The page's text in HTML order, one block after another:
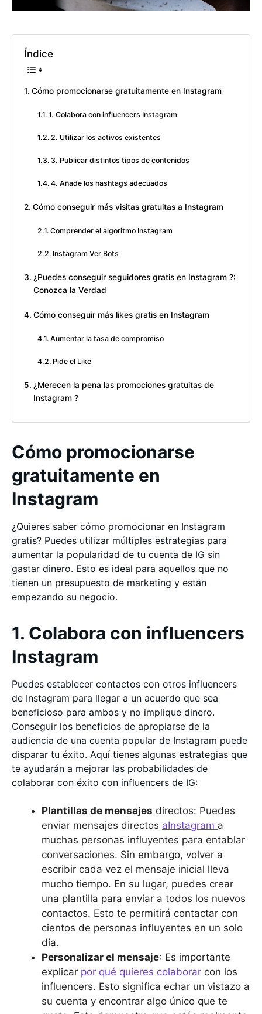
Índice
Cómo promocionarse gratuitamente en Instagram
1. Colabora con influencers Instagram
2. Utilizar los activos existentes
3. Publicar distintos tipos de contenidos
4. Añade los hashtags adecuados
Cómo conseguir más visitas gratuitas a Instagram
Comprender el algoritmo Instagram
Instagram Ver Bots
¿Puedes conseguir seguidores gratis en Instagram ?:
Conozca la Verdad
Cómo conseguir más likes gratis en Instagram
Aumentar la tasa de compromiso
Pide el Like
¿Merecen la pena las promociones gratuitas de
Instagram ?
Cómo promocionarse
gratuitamente en
Instagram
¿Quieres saber cómo promocionar en Instagram
gratis? Puedes utilizar múltiples estrategias para
aumentar la popularidad de tu cuenta de IG sin
gastar dinero. Esto es ideal para aquellos que no
tienen un presupuesto de marketing y están
empezando su negocio.
1. Colabora con influencers
Instagram
Puedes establecer contactos con otros influencers
de Instagram para llegar a un acuerdo que sea
beneficioso para ambos y no implique dinero.
Conseguir los beneficios de apropiarse de la
audiencia de una cuenta popular de Instagram puede
disparar tu éxito. Aquí tienes algunas estrategias que
te ayudarán a mejorar las probabilidades de
colaborar con éxito con influencers de IG:
Plantillas de mensajes directos: Puedes
enviar mensajes directos aInstagram a
muchas personas influyentes para entablar
conversaciones. Sin embargo, volver a
escribir cada vez el mensaje inicial lleva
mucho tiempo. En su lugar, puedes crear
una plantilla para enviar a todos los nuevos
contactos. Esto te permitirá contactar con
cientos de personas influyentes en un solo
día.
Personalizar el mensaje: Es importante
explicar por qué quieres colaborar con los
influencers. Esto significa echar un vistazo a
su cuenta y encontrar algo único que te